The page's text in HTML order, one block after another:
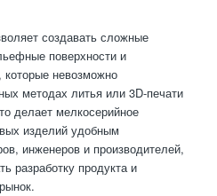
создавать сложные
поверхности и
невозможно
методах литья или 3D-печати
делает мелкосерийное
изделий удобным
инженеров и производителей,
разработку продукта и